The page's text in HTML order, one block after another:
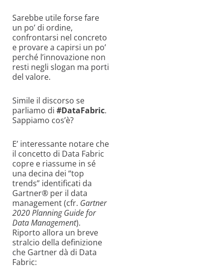
Sarebbe utile forse fare
un po’ di ordine,
confrontarsi nel concreto
e provare a capirsi un po’
perché l’innovazione non
resti negli slogan ma porti
del valore.
Simile il discorso se
parliamo di #DataFabric.
Sappiamo cos’è?
E’ interessante notare che
il concetto di Data Fabric
copre e riassume in sé
una decina dei “top
trends” identificati da
Gartner® per il data
management (cfr. Gartner
2020 Planning Guide for
Data Management).
Riporto allora un breve
stralcio della definizione
che Gartner dà di Data
Fabric: